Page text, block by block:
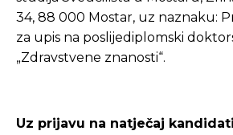
34, 88 000 Mostar, uz naznaku:
za upis na poslijediplomski
„Zdravstvene znanosti“.
Uz prijavu na natječaj